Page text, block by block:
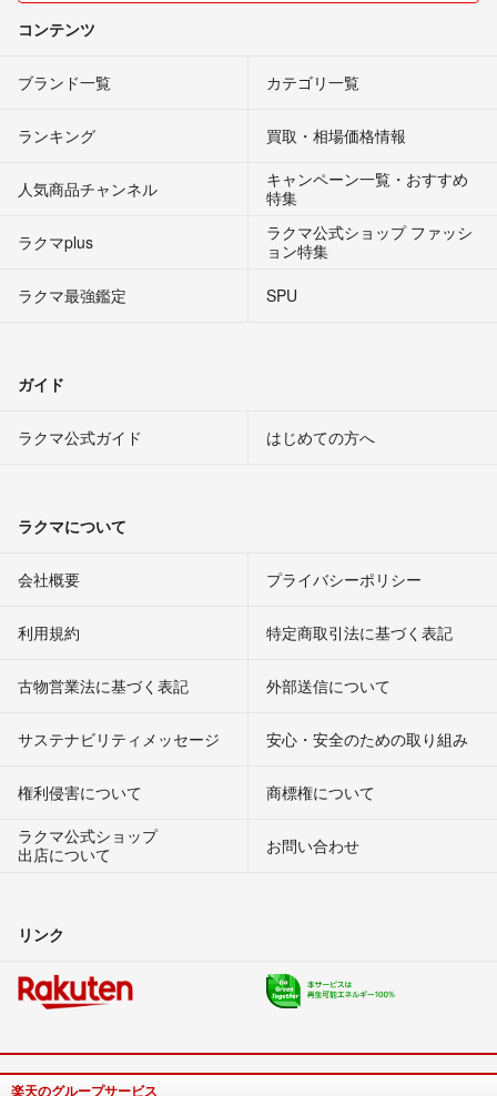
コンテンツ
ブランド一覧 カテゴリ一覧
ランキング 買取・相場価格情報
人気商品チャンネル
キャンペーン一覧・おすすめ
特集
ラクマplus
ラクマ公式ショップ ファッシ
ョン特集
ラクマ最強鑑定
SPU
ガイド
ラクマ公式ガイド はじめての方へ
ラクマについて
会社概要 プライバシーポリシー
利用規約 特定商取引法に基づく表記
古物営業法に基づく表記 外部送信について
サステナビリティメッセージ 安心・安全のための取り組み
権利侵害について
商標権について
ラクマ公式ショップ
出店について
お問い合わせ
リンク
楽天のグループサービス